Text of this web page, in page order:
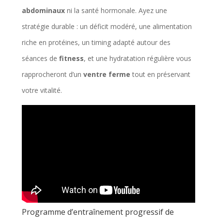
abdominauxni la santé hormonale. Ayez une
stratégie durable : un déficit modéré, une alimentation
riche en protéines, un timing adapté autour des
séances de fitness, et une hydratation régulière vous
rapprocheront d’un ventre ferme tout en préservant
votre vitalité.
Programme d’entraînement progressif de